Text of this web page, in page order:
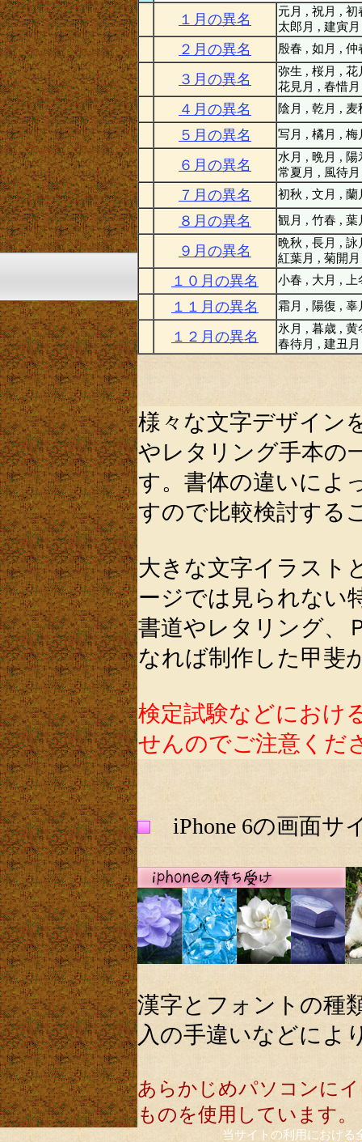
１月の異名
元月 , 祝月 ,
太郎月 , 建寅
２月の異名 殷春 , 如月 ,
３月の異名
弥生 , 桜月 , 花
花見月 , 春惜
４月の異名 陰月 , 乾月 ,
５月の異名 写月 , 橘月 , 梅
６月の異名
水月 , 晩月 ,
常夏月 , 風待
７月の異名 初秋 , 文月 , 蘭
８月の異名 観月 , 竹春 , 葉
９月の異名
晩秋 , 長月 ,
紅葉月 , 菊開
１０月の異名 小春 , 大月 , 上
１１月の異名 霜月 , 陽復 ,
１２月の異名
氷月 , 暮歳 ,
春待月 , 建丑
様々な文字デザイン
やレタリング手本の
す。書体の違いによ
すので比較検討する
大きな文字イラスト
ージでは見られない
書道やレタリング、
なれば制作した甲斐
検定試験などにおけ
せんのでご注意くだ
iPhone 6の画面サ
漢字とフォントの種
入の手違いなどによ
あらかじめパソコンに
ものを使用しています。
当サイトの利用における